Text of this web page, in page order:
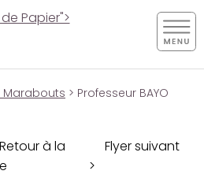
Papier">
Marabouts > Professeur BAYO
Retour à la
Flyer suivant
>